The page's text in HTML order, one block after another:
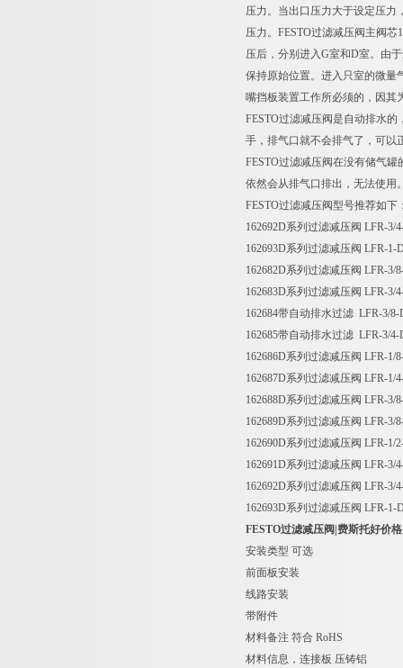
压力。当出口压力大于设定压力
压力。FESTO过滤减压阀主阀
压后，分别进入G室和D室。由
保持原始位置。进入只室的微量
嘴挡板装置工作所必须的，因其
FESTO过滤减压阀是自动排水
手，排气口就不会排气了，可以
FESTO过滤减压阀在没有储气
依然会从排气口排出，无法使用
FESTO过滤减压阀型号推荐如下
162692D系列过滤减压阀 LFR-3/
162693D系列过滤减压阀 LFR-
162682D系列过滤减压阀 LFR-3/
162683D系列过滤减压阀 LFR-3/
162684带自动排水过滤 LFR-3/
162685带自动排水过滤 LFR-3/
162686D系列过滤减压阀 LFR-1/
162687D系列过滤减压阀 LFR-1/
162688D系列过滤减压阀 LFR-3/
162689D系列过滤减压阀 LFR-3/
162690D系列过滤减压阀 LFR-1/
162691D系列过滤减压阀 LFR-3/
162692D系列过滤减压阀 LFR-3/
162693D系列过滤减压阀 LFR-
FESTO过滤减压阀|费斯托好价格
安装类型 可选
前面板安装
线路安装
带附件
材料备注 符合 RoHS
材料信息，连接板 压铸铝